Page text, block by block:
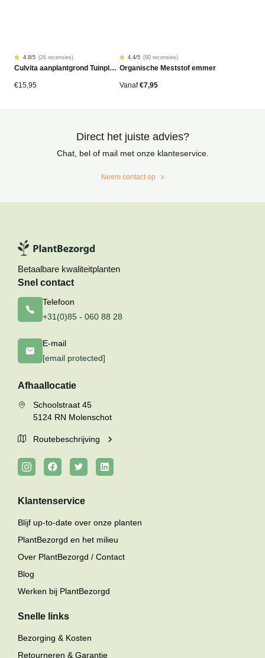
Gewaardeerd
4.77
gebaseerd
op
26
4.8/5 (26 recensies)
Culvita aanplantgrond Tuinplanten, Bomen & Hagen BIO 40L
€15,95
Gewaardeerd
4.42
gebaseerd
op
90
4.4/5 (90 recensies)
Organische Meststof emmer
Vanaf €7,95
Direct het juiste advies?
Chat, bel of mail met onze klanteservice.
Neem contact op
Betaalbare kwaliteitplanten
Snel contact
Telefoon
+31(0)85 - 060 88 28
E-mail
[email protected]
Afhaallocatie
Schoolstraat 45
5124 RN Molenschot
Routebeschrijving
Klantenservice
Blijf up-to-date over onze planten
PlantBezorgd en het milieu
Over PlantBezorgd / Contact
Blog
Werken bij PlantBezorgd
Snelle links
Bezorging & Kosten
Retourneren & Garantie